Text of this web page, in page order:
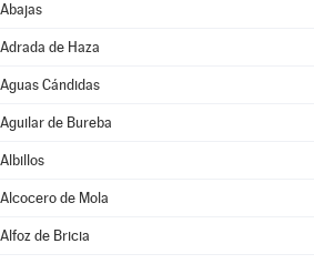
Abajas
Adrada de Haza
Aguas Cándidas
Aguilar de Bureba
Albillos
Alcocero de Mola
Alfoz de Bricia